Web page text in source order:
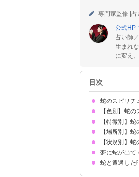
専門家監修 |占
公式HP
占い師
生まれ
に変え
目次
蛇のスピリチ
①幸運の到来
②恋愛運UP
③ビジネスチ
④悩みの解決
⑤金運UP
状況によっ
【色別】蛇
白蛇を見る
緑の蛇を見
茶色の蛇を
黒蛇を見る
【特徴別】
死んだ蛇を
小さい蛇を
とぐろを巻
つがいの蛇
アオダイシ
【場所別】
道端で蛇を
庭で蛇を見
玄関で蛇を
神社・お寺
お墓で蛇を
【状況別】
蛇が目の前
蛇をよく見
蛇を踏むス
蛇の抜け殻
夢に蛇が出て
蛇と遭遇した